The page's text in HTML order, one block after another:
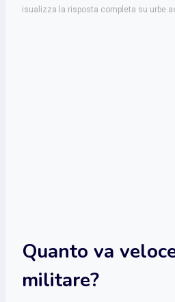
isualizza la risposta completa su
Quanto va
militare?